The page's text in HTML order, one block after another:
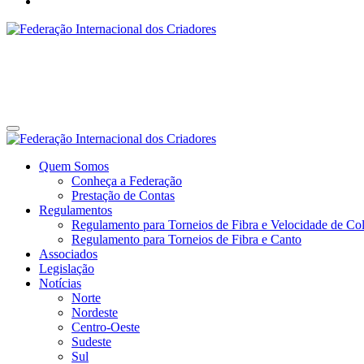
Site da Federação Internacional dos Criadores de Pássaros
Quem Somos
Conheça a Federação
Prestação de Contas
Regulamentos
Regulamento para Torneios de Fibra e Velocidade de
Regulamento para Torneios de Fibra e Canto
Associados
Legislação
Notícias
Norte
Nordeste
Centro-Oeste
Sudeste
Sul